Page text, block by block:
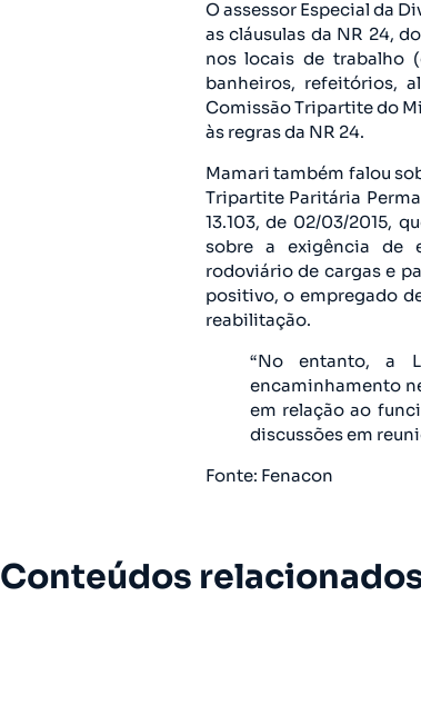
O assessor Especial da
as cláusulas da NR 24,
nos locais de trabalho
banheiros, refeitórios,
Comissão Tripartite do
às regras da NR 24.
Mamari também falou
Tripartite Paritária
13.103, de 02/03/2015,
sobre a exigência de
rodoviário de cargas e
positivo, o empregado
reabilitação.
“No entanto, a
encaminhamento
em relação ao
discussões em
Fonte: Fenacon
Conteúdos